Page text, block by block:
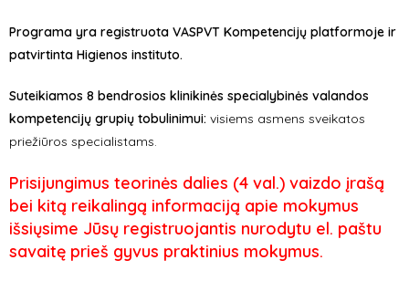
Programa yra registruota VASPVT Kompetencijų platformoje ir
patvirtinta Higienos instituto.
Suteikiamos 8 bendrosios klinikinės specialybinės valandos
kompetencijų grupių tobulinimui: visiems asmens sveikatos
priežiūros specialistams.
Prisijungimus teorinės dalies (4 val.) vaizdo įrašą
bei kitą reikalingą informaciją apie mokymus
išsiųsime Jūsų registruojantis nurodytu el. paštu
savaitę prieš gyvus praktinius mokymus.